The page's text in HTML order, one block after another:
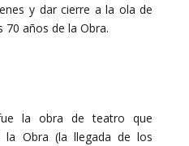
y dar cierre a la ola de
años de la Obra.
la obra de teatro que
la Obra (la llegada de los